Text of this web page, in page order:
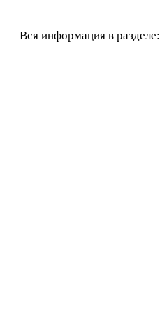
Вся информация в разделе: